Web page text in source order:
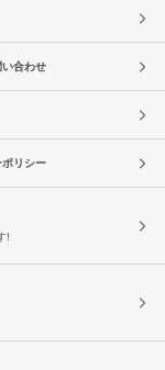
合わせ
ポリシー
!